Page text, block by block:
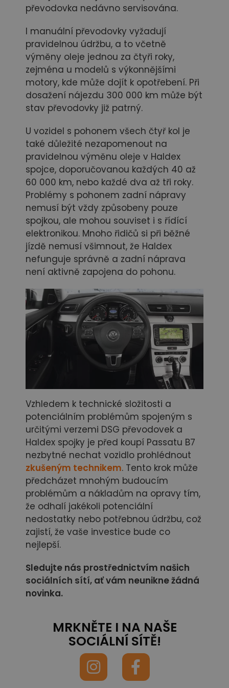
převodovka nedávno servisována.
I manuální převodovky vyžadují
pravidelnou údržbu, a to včetně
výměny oleje jednou za čtyři roky,
zejména u modelů s výkonnějšími
motory, kde může dojít k opotřebení. Při
dosažení nájezdu 300 000 km může být
stav převodovky již patrný.
U vozidel s pohonem všech čtyř kol je
také důležité nezapomenout na
pravidelnou výměnu oleje v Haldex
spojce, doporučovanou každých 40 až
60 000 km, nebo každé dva až tři roky.
Problémy s pohonem zadní nápravy
nemusí být vždy způsobeny pouze
spojkou, ale mohou souviset i s řídící
elektronikou. Mnoho řidičů si při běžné
jízdě nemusí všimnout, že Haldex
nefunguje správně a zadní náprava
není aktivně zapojena do pohonu.
Vzhledem k technické složitosti a
potenciálním problémům spojeným s
určitými verzemi DSG převodovek a
Haldex spojky je před koupí Passatu B7
nezbytné nechat vozidlo prohlédnout
zkušeným technikem. Tento krok může
předcházet mnohým budoucím
problémům a nákladům na opravy tím,
že odhalí jakékoli potenciální
nedostatky nebo potřebnou údržbu, což
zajistí, že vaše investice bude co
nejlepší.
Sledujte nás prostřednictvím našich
sociálních sítí, ať vám neunikne žádná
novinka.
MRKNĚTE I NA NAŠE
SOCIÁLNÍ SÍTĚ!